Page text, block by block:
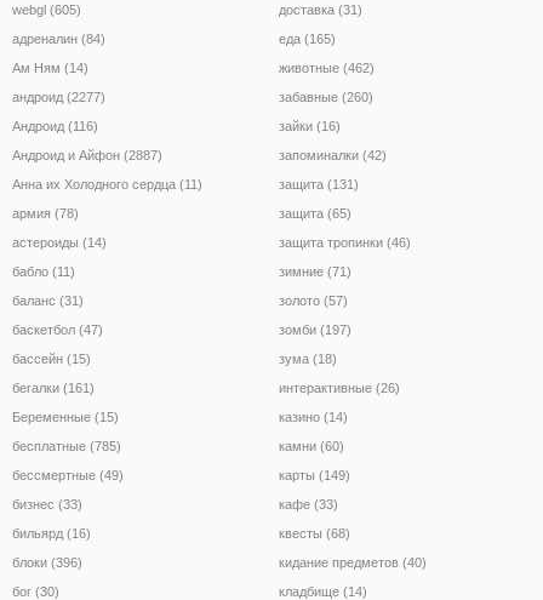
webgl (605)
адреналин (84)
Ам Ням (14)
андроид (2277)
Андроид (116)
Андроид и Айфон (2887)
Анна их Холодного сердца (11)
армия (78)
астероиды (14)
бабло (11)
баланс (31)
баскетбол (47)
бассейн (15)
бегалки (161)
Беременные (15)
бесплатные (785)
бессмертные (49)
бизнес (33)
бильярд (16)
блоки (396)
бог (30)
доставка (31)
еда (165)
животные (462)
забавные (260)
зайки (16)
запоминалки (42)
защита (131)
защита (65)
защита тропинки (46)
зимние (71)
золото (57)
зомби (197)
зума (18)
интерактивные (26)
казино (14)
камни (60)
карты (149)
кафе (33)
квесты (68)
кидание предметов (40)
кладбище (14)